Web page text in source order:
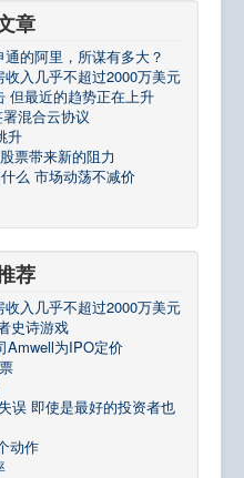
章
的阿里，所谋有多大？
入几乎不超过2000万美元
但最近的趋势正在上升
混合云协议
升
票带来新的阻力
么 市场动荡不减价
荐
入几乎不超过2000万美元
史诗游戏
Amwell为IPO定价
误 即使是最好的投资者也
动作